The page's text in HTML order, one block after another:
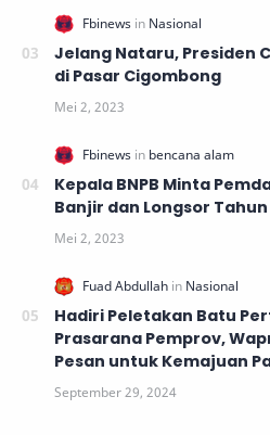
Jelang Nataru, Presiden
di Pasar Cigombong
Kepala BNPB Minta
Banjir dan Longsor
Hadiri Peletakan Batu
Prasarana Pemprov,
Pesan untuk Kemajuan